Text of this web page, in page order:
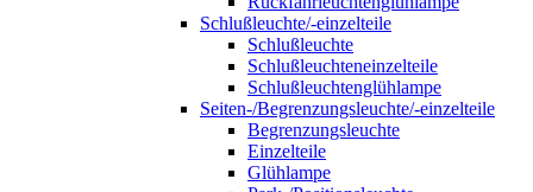
Schlußleuchte/-einzelteile
Schlußleuchte
Schlußleuchteneinzelteile
Schlußleuchtenglühlampe
Seiten-/Begrenzungsleuchte/-einzelteile
Begrenzungsleuchte
Einzelteile
Glühlampe